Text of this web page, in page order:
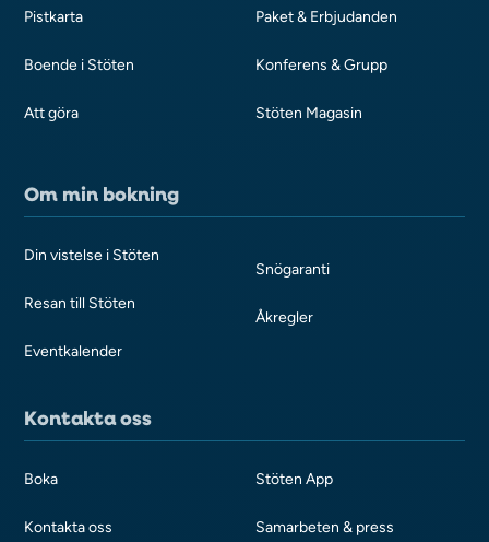
Pistkarta
Boende i Stöten
Att göra
Paket & Erbjudanden
Konferens & Grupp
Stöten Magasin
Om min bokning
Din vistelse i Stöten
Resan till Stöten
Eventkalender
Snögaranti
Åkregler
Kontakta oss
Boka
Kontakta oss
Stöten App
Samarbeten & press